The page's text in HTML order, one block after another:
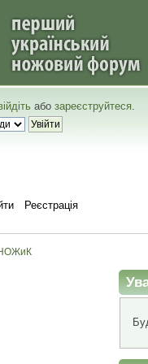
або зареєструйтеся.
Реєстрація
НОЖиК